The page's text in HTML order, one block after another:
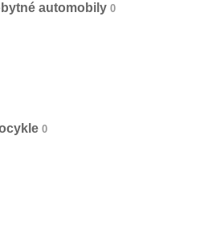
automobily